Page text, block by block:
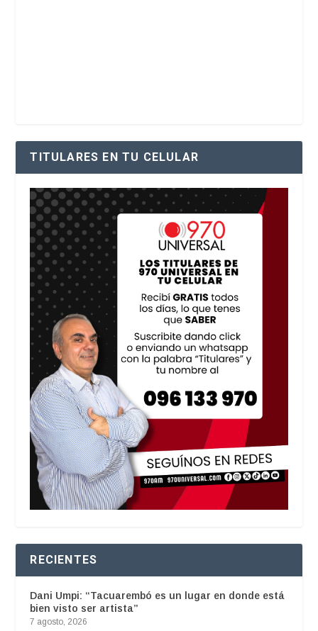
TITULARES EN TU CELULAR
RECIENTES
Dani Umpi: “Tacuarembó es un lugar en donde está
bien visto ser artista”
7 agosto, 2026